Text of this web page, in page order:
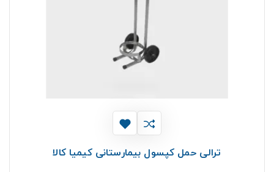
ترالی حمل کپسول بیمارستانی کیمیا کالا